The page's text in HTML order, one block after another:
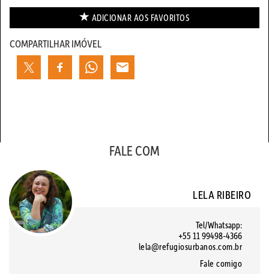
ADICIONAR AOS FAVORITOS
COMPARTILHAR IMÓVEL
FALE COM
LELA RIBEIRO
Tel/Whatsapp:
+55 11 99498-4366
lela@refugiosurbanos.com.br
Fale comigo